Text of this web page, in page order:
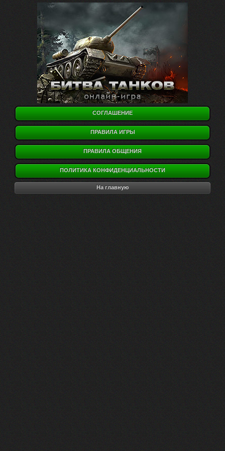
СОГЛАШЕНИЕ
ПРАВИЛА ИГРЫ
ПРАВИЛА ОБЩЕНИЯ
ПОЛИТИКА КОНФИДЕНЦИАЛЬНОСТИ
На главную